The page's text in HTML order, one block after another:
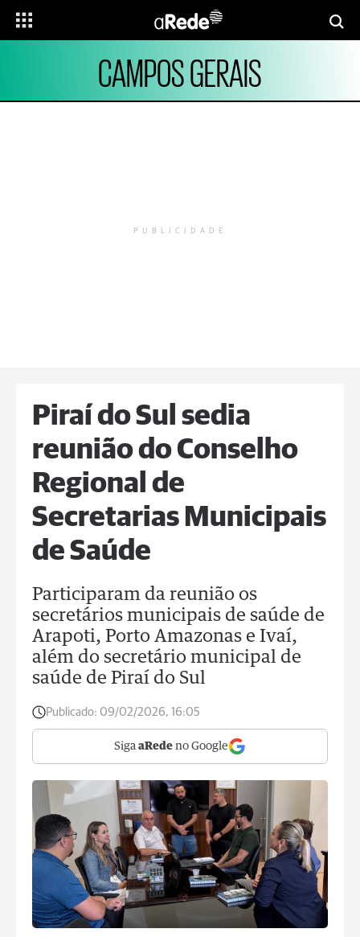
CAMPOS GERAIS
PUBLICIDADE
Piraí do Sul sedia
reunião do Conselho
Regional de
Secretarias Municipais
de Saúde
Participaram da reunião os
secretários municipais de saúde de
Arapoti, Porto Amazonas e Ivaí,
além do secretário municipal de
saúde de Piraí do Sul
Publicado: 09/02/2026, 16:05
Siga aRede no Google